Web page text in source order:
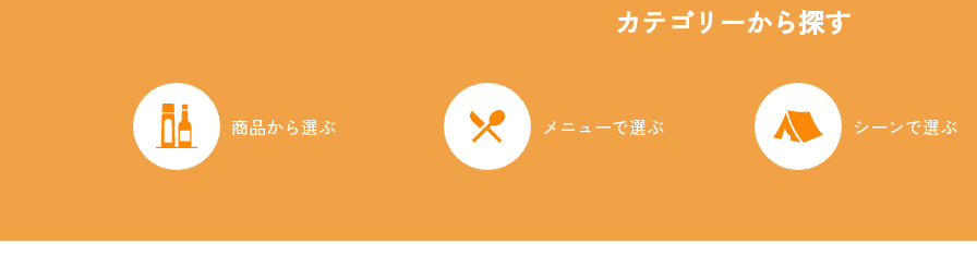
カテゴリーから探す
商品から選ぶ メニューで選ぶ シーンで選ぶ